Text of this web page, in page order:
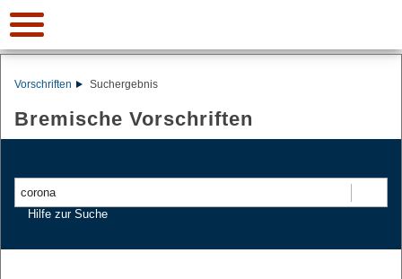
Vorschriften Suchergebnis
Bremische Vorschriften
Hilfe zur Suche